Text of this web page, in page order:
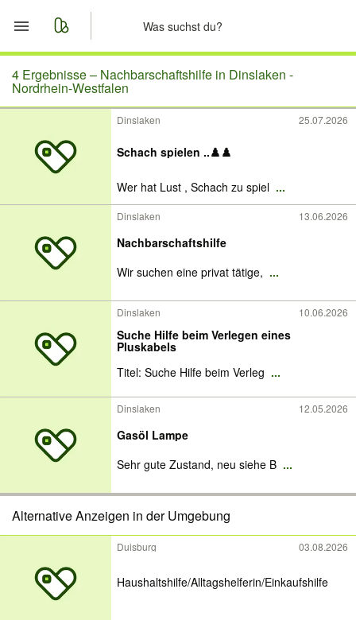
Start
Merkliste
Nachrichten
Anzeige aufgeben
4 Ergebnisse – Nachbarschaftshilfe in Dinslaken -
Nordrhein-Westfalen
Dinslaken 25.07.2026
Schach spielen ..♟️♟️
Wer hat Lust , Schach zu spiel ...
Dinslaken 13.06.2026
Nachbarschaftshilfe
Wir suchen eine privat tätige, ...
Dinslaken 10.06.2026
Suche Hilfe beim Verlegen eines
Pluskabels
Titel: Suche Hilfe beim Verleg ...
Dinslaken 12.05.2026
Gasöl Lampe
Sehr gute Zustand, neu siehe B ...
Alternative Anzeigen in der Umgebung
Duisburg 03.08.2026
Haushaltshilfe/Alltagshelferin/Einkaufshilfe